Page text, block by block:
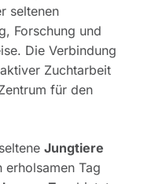
seltenen
Forschung und
Die Verbindung
Zuchtarbeit
für den
Jungtiere
Tag